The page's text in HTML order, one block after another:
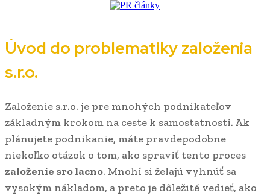
Úvod do problematiky založenia
s.r.o.
Založenie s.r.o. je pre mnohých podnikateľov
základným krokom na ceste k samostatnosti. Ak
plánujete podnikanie, máte pravdepodobne
niekoľko otázok o tom, ako spraviť tento proces
založenie sro lacno. Mnohí si želajú vyhnúť sa
vysokým nákladom, a preto je dôležité vedieť, ako